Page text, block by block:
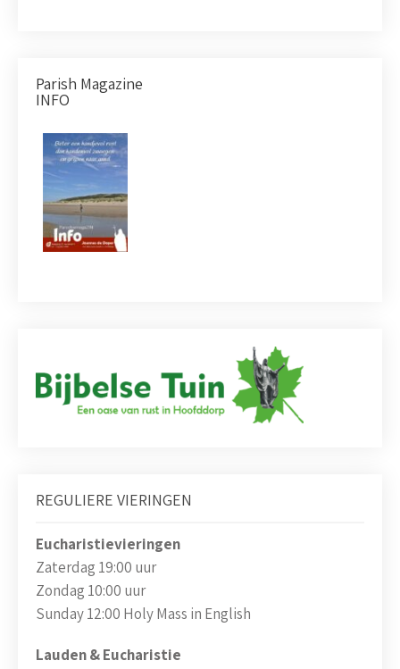
Parish Magazine
INFO
REGULIERE VIERINGEN
Eucharistievieringen
Zaterdag 19:00 uur
Zondag 10:00 uur
Sunday 12:00 Holy Mass in English
Lauden & Eucharistie